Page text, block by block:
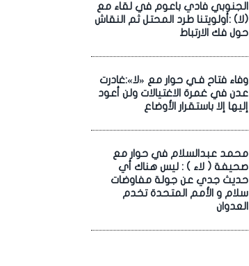
الجنوبي فادي باعوم في لقاء مع
(لا) :أولويتنا طرد المحتل ثم النقاش
حول فك الارتباط
وفاء فتاح فـي حوار مع «لا»:غادرت
عدن في غمرة الاغتيالات ولن أعود
إليها إلا باستقرار الأوضاع
محمد عبدالسلام في حوار مع
صحيفة ( لاء ) : ليس هناك أي
حديث جدي عن جولة مفاوضات
سلام و الأمم المتحدة تخدم
العدوان